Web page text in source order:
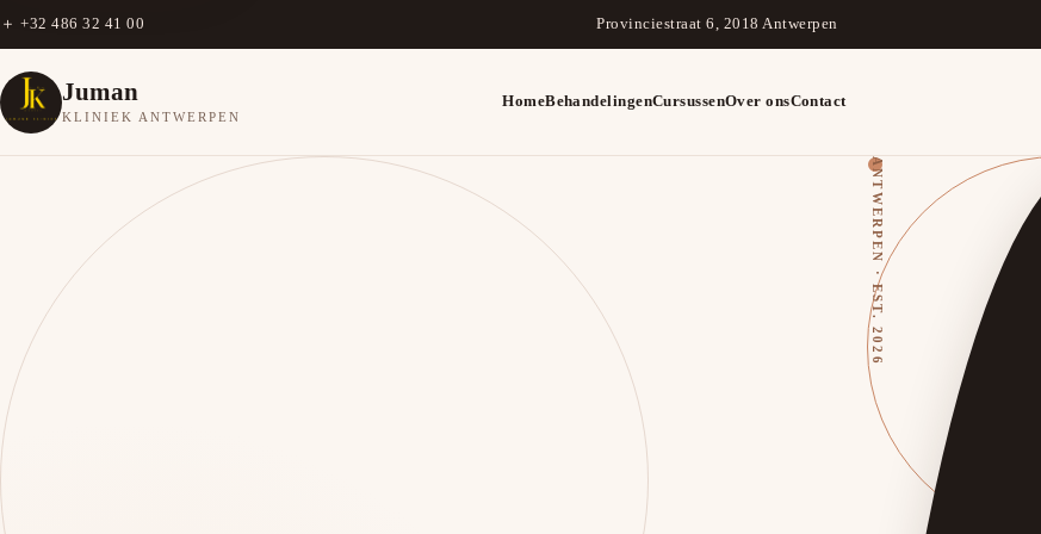
＋ +32 486 32 41 00 Provinciestraat 6, 2018 Antwerpen
Juman
KLINIEK ANTWERPEN
HomeBehandelingenCursussenOver onsContact
ANTWERPEN · EST. 2026